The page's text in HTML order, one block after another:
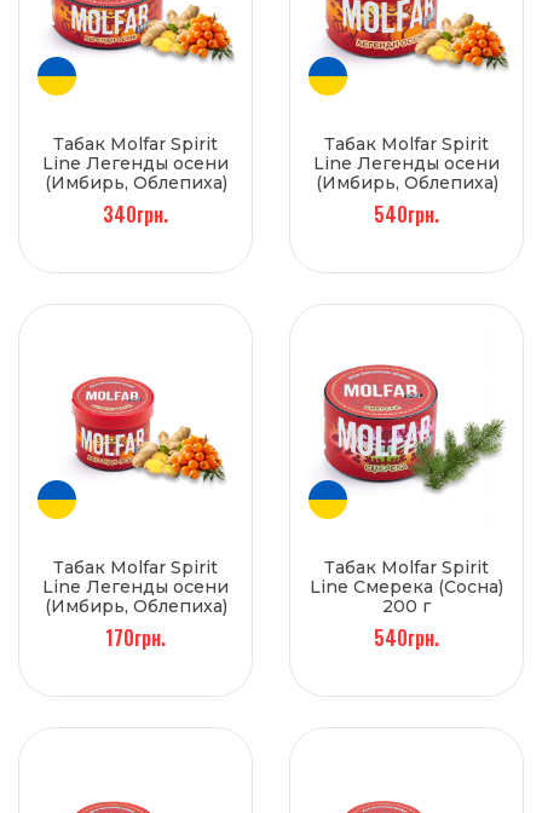
Табак Molfar Spirit
Line Легенды осени
(Имбирь, Облепиха)
100 г
340грн.
Табак Molfar Spirit
Line Легенды осени
(Имбирь, Облепиха)
200 г
540грн.
Табак Molfar Spirit
Line Легенды осени
(Имбирь, Облепиха)
40 г
170грн.
Табак Molfar Spirit
Line Смерека (Сосна)
200 г
540грн.